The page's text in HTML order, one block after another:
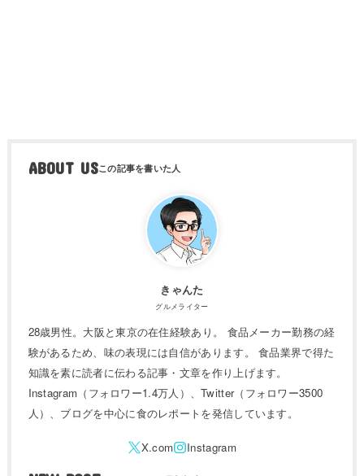
ABOUT US
きゃんた
グルメライター
28歳男性。大阪と東京の在住経験あり。 食品メーカー勤務の経
験があるため、味の表現には自信があります。 食品業界で得た
知識を素に読者に伝わる記事・文章を作り上げます。
Instagram（フォロワー1.4万人）、Twitter（フォロワー3500
人）、ブログを中心に食のレポートを発信しています。